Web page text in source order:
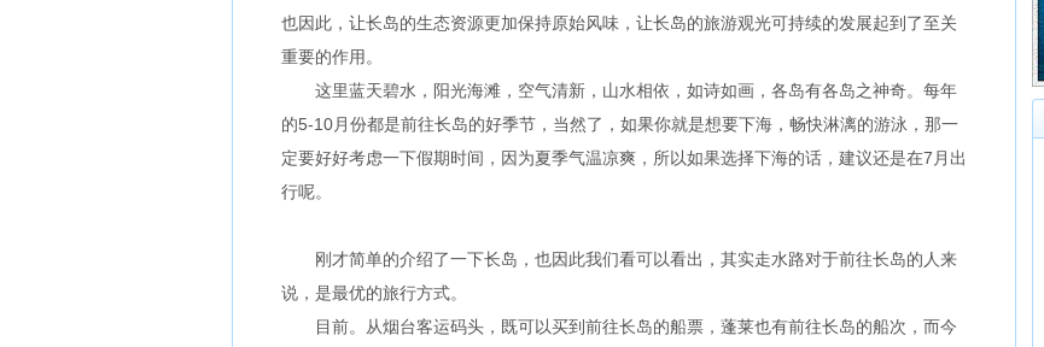
也因此，让长岛的生态资源更加保持原始风味，让长岛的旅游观光可持续的发展起到了至关
重要的作用。
这里蓝天碧水，阳光海滩，空气清新，山水相依，如诗如画，各岛有各岛之神奇。每年
的5-10月份都是前往长岛的好季节，当然了，如果你就是想要下海，畅快淋漓的游泳，那一
定要好好考虑一下假期时间，因为夏季气温凉爽，所以如果选择下海的话，建议还是在7月出
行呢。
刚才简单的介绍了一下长岛，也因此我们看可以看出，其实走水路对于前往长岛的人来
说，是最优的旅行方式。
目前。从烟台客运码头，既可以买到前往长岛的船票，蓬莱也有前往长岛的船次，而今